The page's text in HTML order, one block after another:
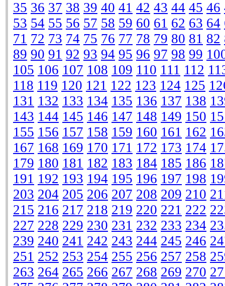
35 36 37 38 39 40 41 42 43 44 45 46
53 54 55 56 57 58 59 60 61 62 63 64
71 72 73 74 75 76 77 78 79 80 81 82
89 90 91 92 93 94 95 96 97 98 99
105 106 107 108 109 110 111 112
118 119 120 121 122 123 124 125
131 132 133 134 135 136 137 138
143 144 145 146 147 148 149 150
155 156 157 158 159 160 161 162
167 168 169 170 171 172 173 174
179 180 181 182 183 184 185 186
191 192 193 194 195 196 197 198
203 204 205 206 207 208 209 210
215 216 217 218 219 220 221 222
227 228 229 230 231 232 233 234
239 240 241 242 243 244 245 246
251 252 253 254 255 256 257 258
263 264 265 266 267 268 269 270